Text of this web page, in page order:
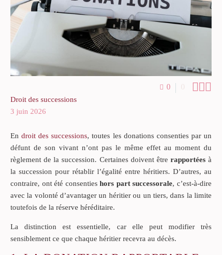
0 0 
Droit des successions
3 juin 2026
Endroit des successions, toutes les donations consenties par un
défunt de son vivant n’ont pas le même effet au moment du
règlement de la succession. Certaines doivent être rapportéesà
la succession pour rétablir l’égalité entre héritiers. D’autres, au
contraire, ont été consentieshors part successorale, c’est-à-dire
avec la volonté d’avantager un héritier ou un tiers, dans la limite
toutefois de la réserve héréditaire.
La distinction est essentielle, car elle peut modifier très
sensiblement ce que chaque héritier recevra au décès.